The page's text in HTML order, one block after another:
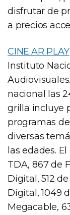
disfrutar de
a precios
CINE.AR PLAY
Instituto
nacional las
grilla incluye
programas
diversas
las edades.
TDA, 867 de
Digital, 512
Digital, 1049
Megacable,